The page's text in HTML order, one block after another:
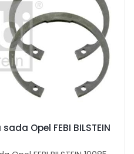
Opel FEBI BILSTEIN